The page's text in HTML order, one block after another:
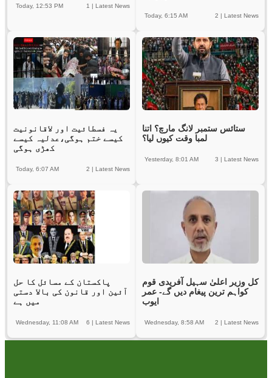
1 | Latest News
Today, 12:53 PM
2 | Latest News
Today, 6:15 AM
یہ فسطائیت اور لاقانونیت
کیسے ختم ہوگی،عدلیہ کیسے
کھڑی ہوگی
2 | Latest News
Today, 6:07 AM
ستائس ستمبر لانگ مارچ؟ اتنا
لمبا وقت کیوں لیا؟
3 | Latest News
Yesterday, 8:01 AM
پاکستان کے مسائل کا حل
آئین اور قانون کی بالا دستی
میں ہے
6 | Latest News
Wednesday, 11:08 AM
کل وزیر اعلیٰ سہیل آفریدی قوم
کواہم ترین پیغام دیں گے- عمر
ایوب
2 | Latest News
Wednesday, 8:58 AM